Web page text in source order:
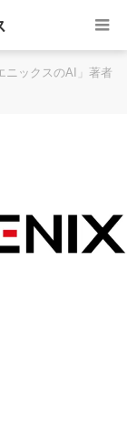
ニックスのAI」著者